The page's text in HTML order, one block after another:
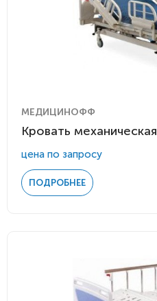
МЕДИЦИНОФФ
Кровать механическая
цена по запросу
ПОДРОБНЕЕ